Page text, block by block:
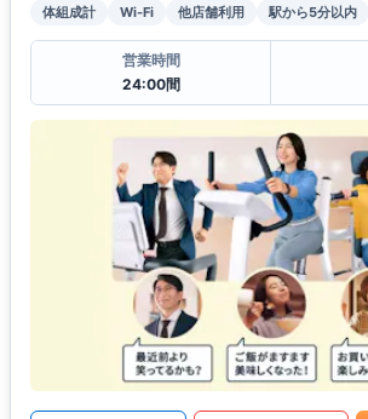
体組成計 Wi-Fi 他店舗利用 駅から5分以内
営業時間
24:00間